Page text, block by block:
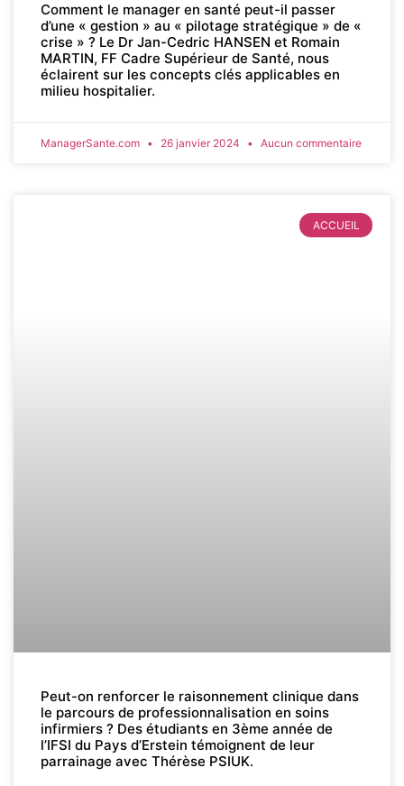
Comment le manager en santé peut-il passer
d’une « gestion » au « pilotage stratégique » de «
crise » ? Le Dr Jan-Cedric HANSEN et Romain
MARTIN, FF Cadre Supérieur de Santé, nous
éclairent sur les concepts clés applicables en
milieu hospitalier.
ManagerSante.com 26 janvier 2024 Aucun commentaire
ACCUEIL
Peut-on renforcer le raisonnement clinique dans
le parcours de professionnalisation en soins
infirmiers ? Des étudiants en 3ème année de
l’IFSI du Pays d’Erstein témoignent de leur
parrainage avec Thérèse PSIUK.